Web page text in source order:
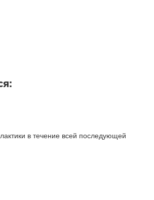
в течение всей последующей